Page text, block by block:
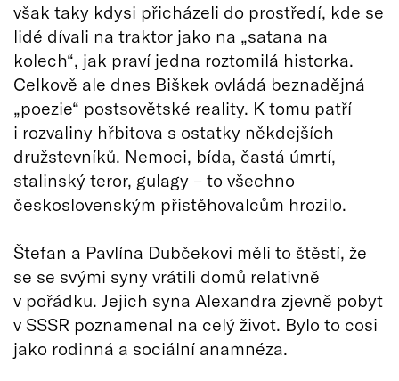
však taky kdysi přicházeli do prostředí, kde se
lidé dívali na traktor jako na „satana na
kolech“, jak praví jedna roztomilá historka.
Celkově ale dnes Biškek ovládá beznadějná
„poezie“ postsovětské reality. K tomu patří
i rozvaliny hřbitova s ostatky někdejších
družstevníků. Nemoci, bída, častá úmrtí,
stalinský teror, gulagy – to všechno
československým přistěhovalcům hrozilo.
Štefan a Pavlína Dubčekovi měli to štěstí, že
se se svými syny vrátili domů relativně
v pořádku. Jejich syna Alexandra zjevně pobyt
v SSSR poznamenal na celý život. Bylo to cosi
jako rodinná a sociální anamnéza.